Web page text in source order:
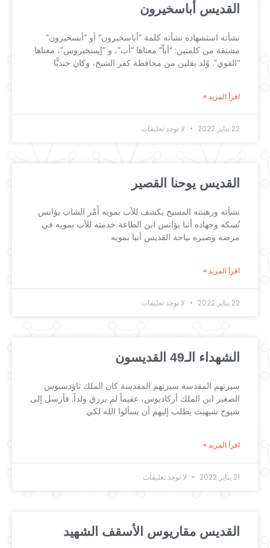
القديس أباسخيرون
نشأته استشهاده نشأته كلمة “أباسخيرون” أو “أبسخيرون”
مشتقة من كلمتين: “أباّ” معناها “أب”، و “إيسخيروس”، معناها
“القوي”. وُلد بقلين من محافظة كفر الشيخ، وكان جنديًّا
اقرأ المزيد »
22 يناير 2022 لا توجد تعليقات
القديس يوحنا القصير
نشأته ورهبنته المسيح يكشف للأب بمويه أَمْر الشاب يؤانس
نُسكه وجهاده أنبا يؤانس ابن الطاعة خدمته للأب بمويه في
مرضه وصبره نياحة القديس أنبا بمويه
اقرأ المزيد »
22 يناير 2022 لا توجد تعليقات
الشهداء الـ49 القديسون
سيرتهم المقدسة سيرتهم المقدسة كان الملك ثاؤدسيوس
الصغير ابن الملك أركاديوس، عقيماً لم يرزق ولداً. فأرسل إلى
شيوخ شيهيت يطلب إليهم أن يسألوا الله لكي
اقرأ المزيد »
21 يناير 2022 لا توجد تعليقات
القديس مقاريوس الأسقف الشهيد